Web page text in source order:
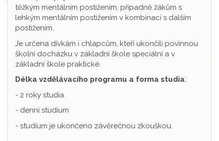
těžkým mentálním postižením, případně žákům s
lehkým mentálním postižením v kombinaci s dalším
postižením.
Je určena dívkám i chlapcům, kteří ukončili povinnou
školní docházku v základní škole speciální a v
základní škole praktické.
Délka vzdělávacího programu a forma studia:
- 2 roky studia
- denní studium
- studium je ukončeno závěrečnou zkouškou.